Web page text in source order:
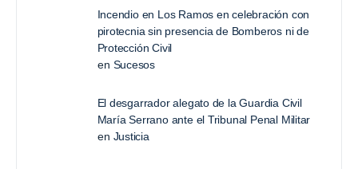
Incendio en Los Ramos en celebración con
pirotecnia sin presencia de Bomberos ni de
Protección Civil
en Sucesos
El desgarrador alegato de la Guardia Civil
María Serrano ante el Tribunal Penal Militar
en Justicia